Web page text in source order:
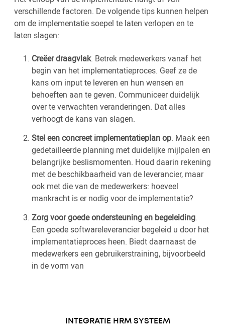
verschillende factoren. De volgende tips kunnen helpen
om de implementatie soepel te laten verlopen en te
laten slagen:
Creëer draagvlak. Betrek medewerkers vanaf het
begin van het implementatieproces. Geef ze de
kans om input te leveren en hun wensen en
behoeften aan te geven. Communiceer duidelijk
over te verwachten veranderingen. Dat alles
verhoogt de kans van slagen.
Stel een concreet implementatieplan op. Maak een
gedetailleerde planning met duidelijke mijlpalen en
belangrijke beslismomenten. Houd daarin rekening
met de beschikbaarheid van de leverancier, maar
ook met die van de medewerkers: hoeveel
mankracht is er nodig voor de implementatie?
Zorg voor goede ondersteuning en begeleiding.
Een goede softwareleverancier begeleid u door het
implementatieproces heen. Biedt daarnaast de
medewerkers een gebruikerstraining, bijvoorbeeld
in de vorm van
INTEGRATIE HRM SYSTEEM